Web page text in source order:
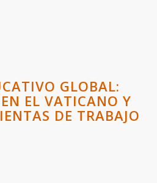
GLOBAL:
EL VATICANO Y
DE TRABAJO